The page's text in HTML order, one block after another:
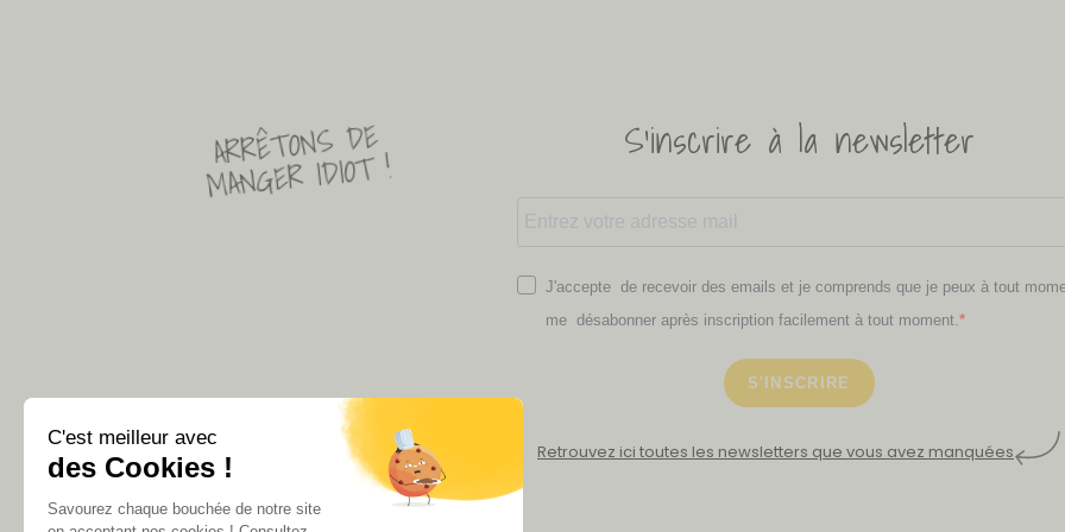
ARRÊTONS DE
MANGER IDIOT !
S'inscrire à la newsletter
J'accepte de recevoir des emails et je comprends que je peux à tout
me désabonner après inscription facilement à tout moment.
S'INSCRIRE
Retrouvez ici toutes les newsletters que vous avez manquées